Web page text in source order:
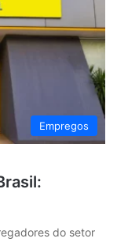
Empregos
do setor